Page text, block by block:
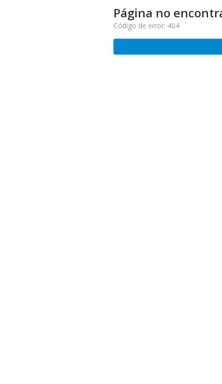
Página no
Código de error: 404